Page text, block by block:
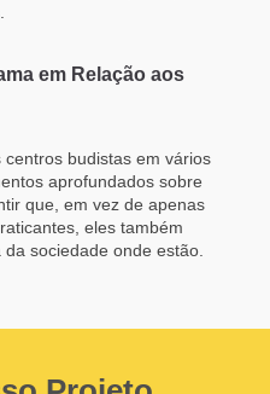
em Relação aos
budistas em vários
aprofundados sobre
que, em vez de apenas
eles também
sociedade onde estão.